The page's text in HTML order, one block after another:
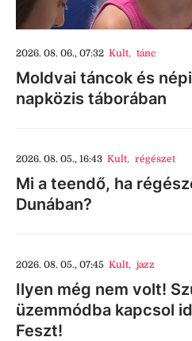
2026. 08. 06., 07:32 Kult, tánc
Moldvai táncok és
napközis táborában
2026. 08. 05., 16:43 Kult, régészet
Mi a teendő, ha
Dunában?
2026. 08. 05., 07:45 Kult, jazz
Ilyen még nem volt!
üzemmódba kapcsol
Feszt!